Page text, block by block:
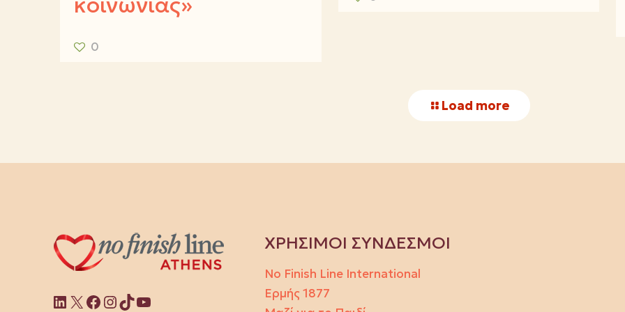
0
Load more
Linkedin
X Facebook
Instagram
TikTok
YouTube
ΧΡΗΣΙΜΟΙ ΣΥΝΔΕΣΜΟΙ
No Finish Line International
Ερμής 1877